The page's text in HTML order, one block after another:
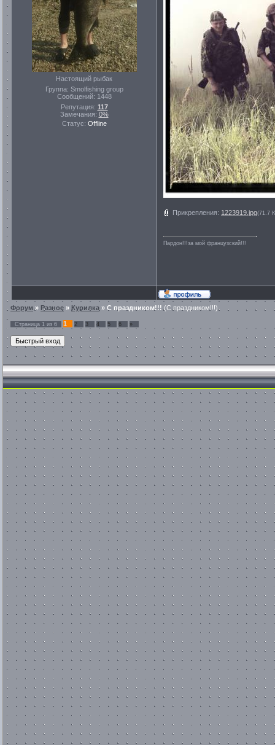
Настоящий рыбак
Группа: Smolfishing group
Сообщений: 1448
Репутация: 117
Замечания: 0%
Статус: Offline
Прикрепления: 1223919.jpg(71.7
Пардон!!!за мой французский!!!
Форум » Разное » Курилка » С праздником!!! (С праздником!!!)
Страница 1 из 6 1 2 3 4 5 6 »